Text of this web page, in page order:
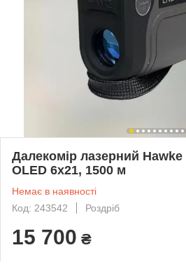
Далекомір лазерний
OLED 6x21, 1500 м
Немає в наявності
Код: 243542
Роздріб
15 700 ₴